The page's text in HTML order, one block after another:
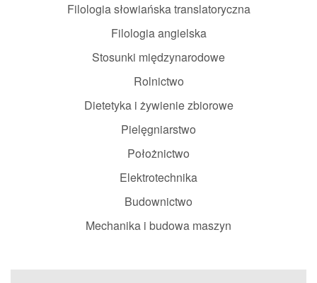
Filologia słowiańska translatoryczna
Filologia angielska
Stosunki międzynarodowe
Rolnictwo
Dietetyka i żywienie zbiorowe
Pielęgniarstwo
Położnictwo
Elektrotechnika
Budownictwo
Mechanika i budowa maszyn